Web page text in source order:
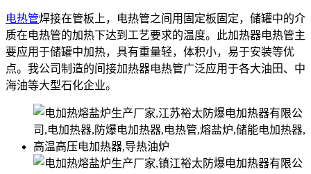
电热管焊接在管板上，电热管之间用固定板固定，储罐中的介
质在电热管的加热下达到工艺要求的温度。此加热器电热管主
要应用于储罐中加热，具有重量轻，体积小，易于安装等优
点。我公司制造的间接加热器电热管广泛应用于各大油田、中
海油等大型石化企业。